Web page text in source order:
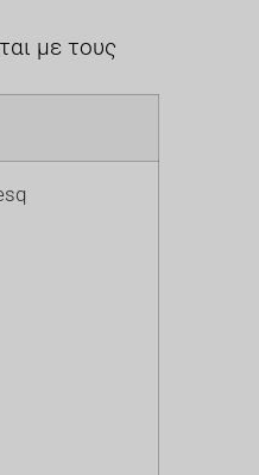
με τους